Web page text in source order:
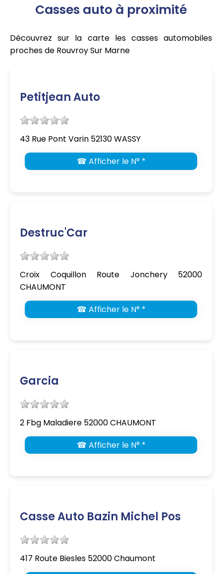
Casses auto à proximité
Découvrez sur la carte les casses automobiles
proches de Rouvroy Sur Marne
Petitjean Auto
43 Rue Pont Varin 52130 WASSY
☎ Afficher le N° *
Destruc'Car
Croix Coquillon Route Jonchery 52000
CHAUMONT
☎ Afficher le N° *
Garcia
2 Fbg Maladiere 52000 CHAUMONT
☎ Afficher le N° *
Casse Auto Bazin Michel Pos
417 Route Biesles 52000 Chaumont